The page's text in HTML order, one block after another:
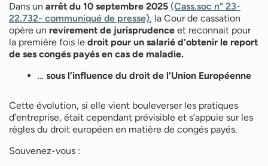
Dans un arrêt du 10 septembre 2025 (Cass.soc n° 23-
22.732- communiqué de presse), la Cour de cassation
opère un revirement de jurisprudence et reconnait pour
la première fois le droit pour un salarié d’obtenir le report
de ses congés payés en cas de maladie.
… sous l’influence du droit de l’Union Européenne
Cette évolution, si elle vient bouleverser les pratiques
d’entreprise, était cependant prévisible et s’appuie sur les
règles du droit européen en matière de congés payés.
Souvenez-vous :